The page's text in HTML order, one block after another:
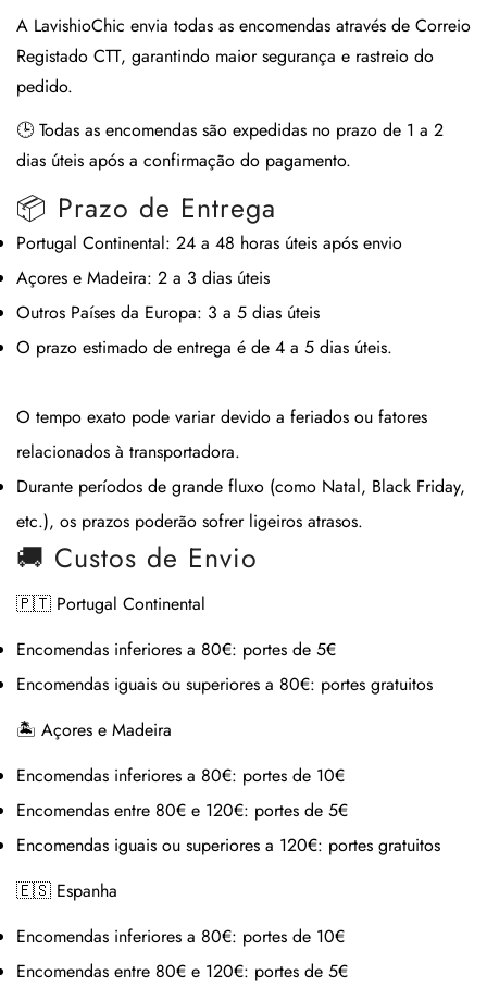
A LavishioChic envia todas as encomendas através de Correio
Registado CTT, garantindo maior segurança e rastreio do
pedido.
🕒 Todas as encomendas são expedidas no prazo de 1 a 2
dias úteis após a confirmação do pagamento.
📦 Prazo de Entrega
Portugal Continental: 24 a 48 horas úteis após envio
Açores e Madeira: 2 a 3 dias úteis
Outros Países da Europa: 3 a 5 dias úteis
O prazo estimado de entrega é de 4 a 5 dias úteis.
O tempo exato pode variar devido a feriados ou fatores
relacionados à transportadora.
Durante períodos de grande fluxo (como Natal, Black Friday,
etc.), os prazos poderão sofrer ligeiros atrasos.
🚚 Custos de Envio
🇵🇹 Portugal Continental
Encomendas inferiores a 80€: portes de 5€
Encomendas iguais ou superiores a 80€: portes gratuitos
🏝 Açores e Madeira
Encomendas inferiores a 80€: portes de 10€
Encomendas entre 80€ e 120€: portes de 5€
Encomendas iguais ou superiores a 120€: portes gratuitos
🇪🇸 Espanha
Encomendas inferiores a 80€: portes de 10€
Encomendas entre 80€ e 120€: portes de 5€